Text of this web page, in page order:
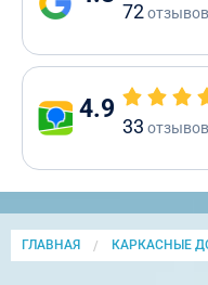
72отзывов
4.9
33 отзывов
ГЛАВНАЯ КАРКАСНЫЕ